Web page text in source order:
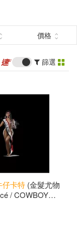
價格
篩選
仔卡特 (金髮尤物
/ COWBOY
Hair ver.))